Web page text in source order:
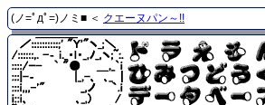
(ノ=ﾟдﾟ=)ノミ■ ＜ クエーヌパン～!!